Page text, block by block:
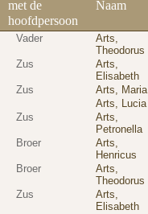
met de
hoofdpersoon
Naam
Vader
Arts,
Theodorus
Zus
Arts,
Elisabeth
Zus
Arts, Maria
Arts, Lucia
Zus
Arts,
Petronella
Broer
Arts,
Henricus
Broer
Arts,
Theodorus
Zus
Arts,
Elisabeth